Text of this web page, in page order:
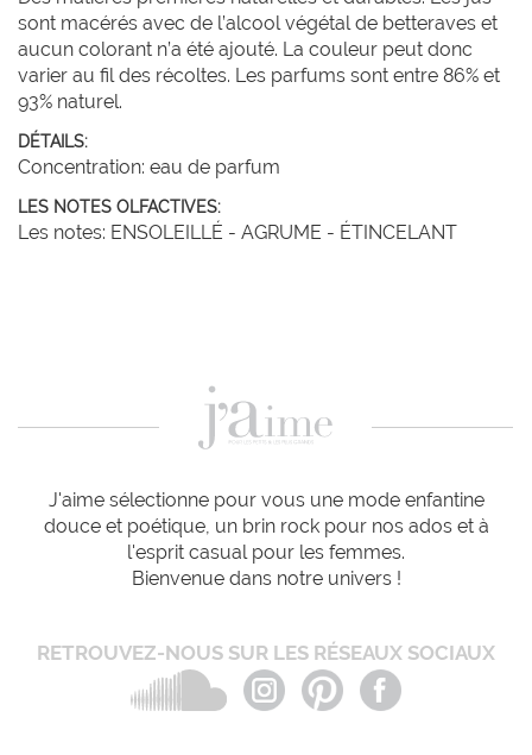
sont macérés avec de l’alcool végétal de betteraves et
aucun colorant n’a été ajouté. La couleur peut donc
varier au fil des récoltes. Les parfums sont entre 86% et
93% naturel.
DÉTAILS:
Concentration: eau de parfum
LES NOTES OLFACTIVES:
Les notes: ENSOLEILLÉ - AGRUME - ÉTINCELANT
J'aime sélectionne pour vous une mode enfantine
douce et poétique, un brin rock pour nos ados et à
l'esprit casual pour les femmes.
Bienvenue dans notre univers !
RETROUVEZ-NOUS SUR LES RÉSEAUX SOCIAUX